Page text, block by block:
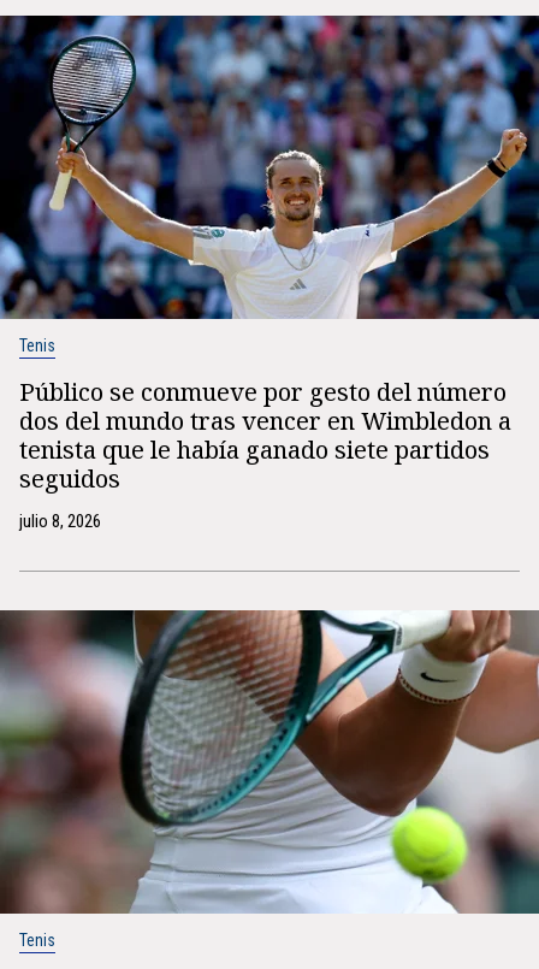
Tenis
Público se conmueve por gesto del número
dos del mundo tras vencer en Wimbledon a
tenista que le había ganado siete partidos
seguidos
julio 8, 2026
Tenis